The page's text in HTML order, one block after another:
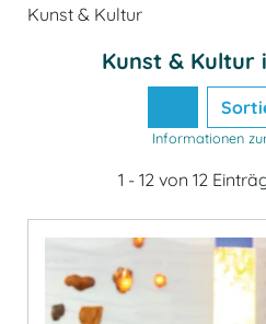
Kunst & Kultur
Kunst & Kultur
Informationen
1 - 12 von 12